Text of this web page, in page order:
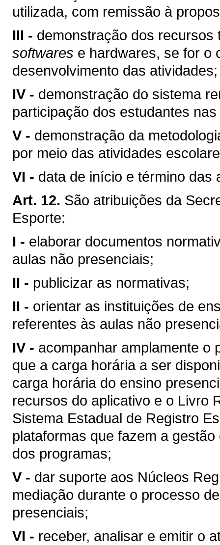
utilizada, com remissão à
III - demonstração dos recursos
softwares e hardwares, se for o
desenvolvimento das atividades;
IV - demonstração do sistema
participação dos estudantes
V - demonstração da
por meio das atividades
VI - data de início e término das
Art. 12. São atribuições da
Esporte:
I - elaborar documentos
aulas não presenciais;
II - publicizar as normativas;
II - orientar as instituições de
referentes às aulas não
IV - acompanhar amplamente o
que a carga horária a ser
carga horária do ensino
recursos do aplicativo e o Livro
Sistema Estadual de Registro
plataformas que fazem a
dos programas;
V - dar suporte aos Núcleos
mediação durante o processo
presenciais;
VI - receber, analisar e emitir o